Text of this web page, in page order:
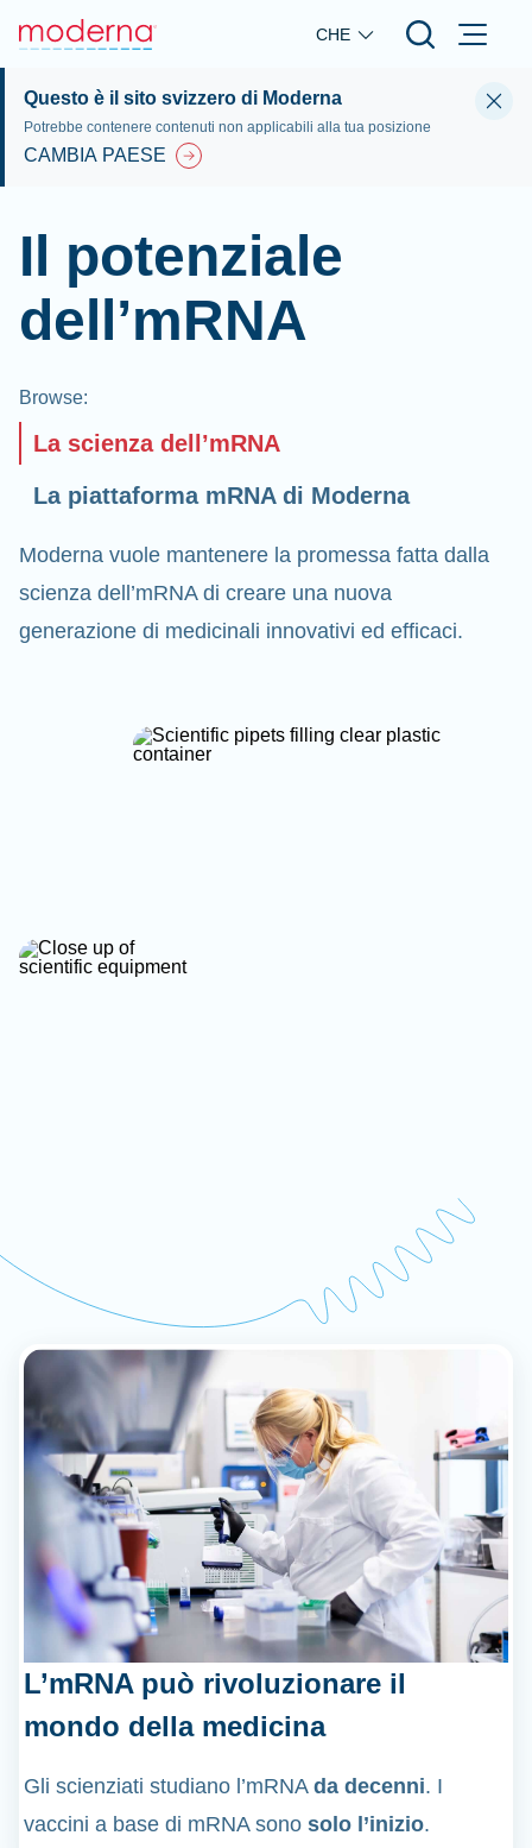
Skip to main content
CHE
Questo è il sito svizzero di Moderna
Potrebbe contenere contenuti non applicabili alla tua posizione
CAMBIA PAESE
Il potenziale
dell’mRNA
Browse:
La scienza dell’mRNA
La piattaforma mRNA di Moderna
Moderna vuole mantenere la promessa fatta dalla
scienza dell’mRNA di creare una nuova
generazione di medicinali innovativi ed efficaci.
L’mRNA può rivoluzionare il
mondo della medicina
Gli scienziati studiano l’mRNA da decenni. I
vaccini a base di mRNA sono solo l’inizio.